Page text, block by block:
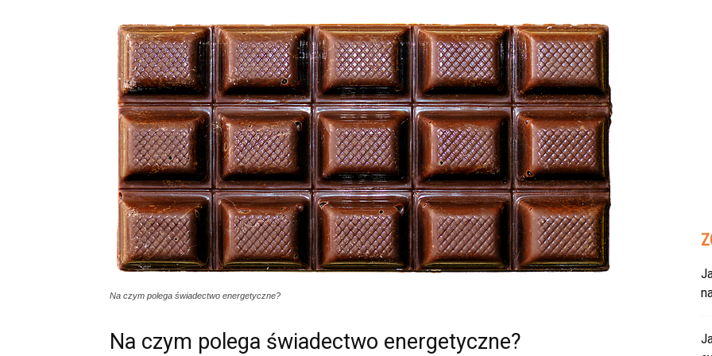
Na czym polega świadectwo energetyczne?
Na czym polega świadectwo energetyczne?